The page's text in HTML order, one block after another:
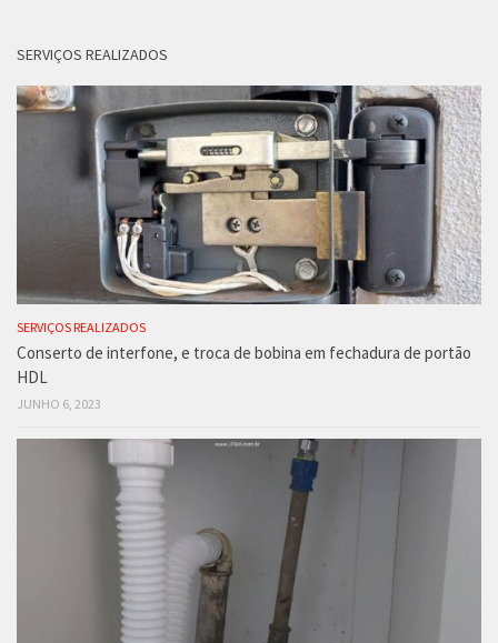
SERVIÇOS REALIZADOS
SERVIÇOS REALIZADOS
Conserto de interfone, e troca de bobina em fechadura de portão
HDL
JUNHO 6, 2023